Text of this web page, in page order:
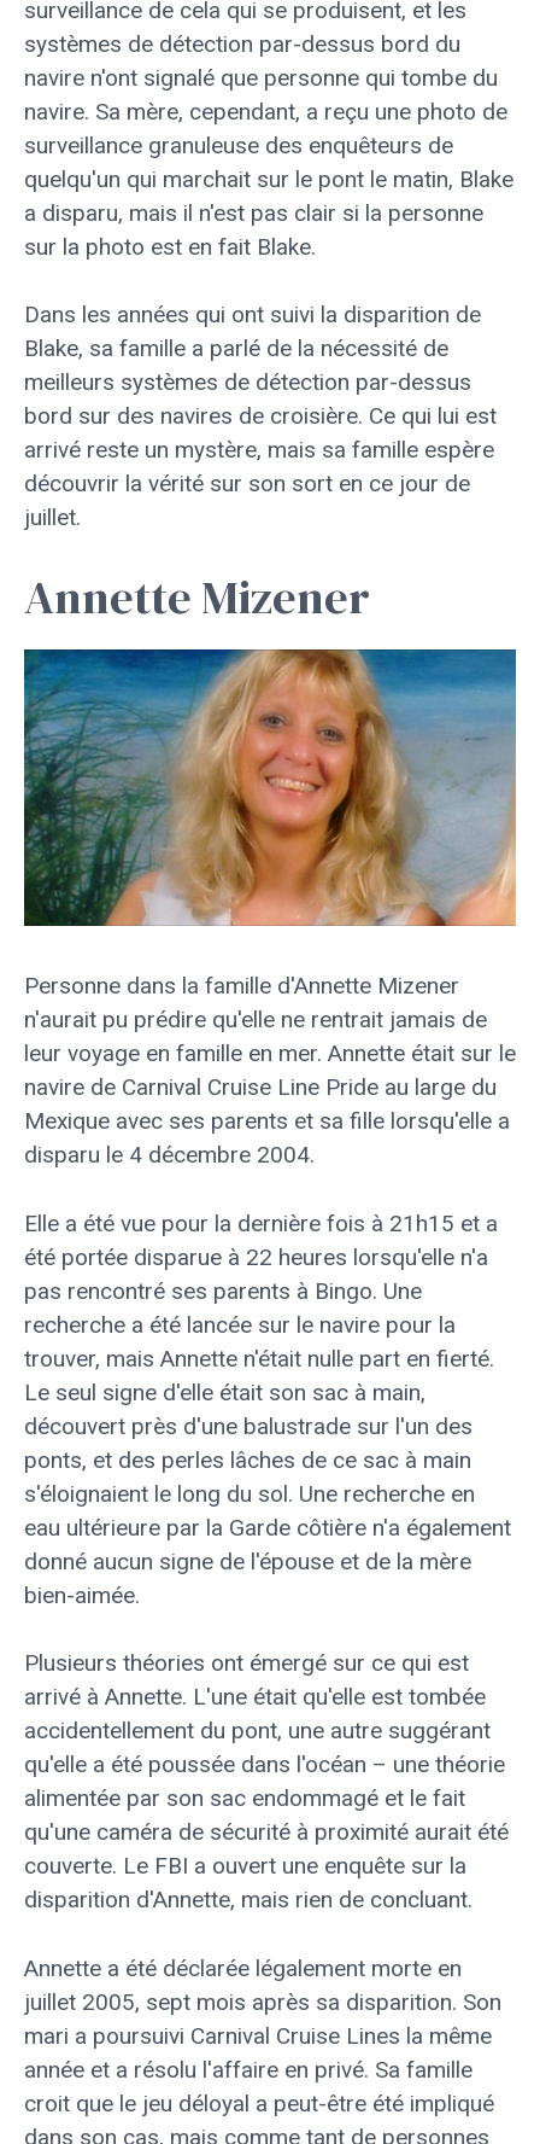
surveillance de cela qui se produisent, et les
systèmes de détection par-dessus bord du
navire n'ont signalé que personne qui tombe du
navire. Sa mère, cependant, a reçu une photo de
surveillance granuleuse des enquêteurs de
quelqu'un qui marchait sur le pont le matin, Blake
a disparu, mais il n'est pas clair si la personne
sur la photo est en fait Blake.
Dans les années qui ont suivi la disparition de
Blake, sa famille a parlé de la nécessité de
meilleurs systèmes de détection par-dessus
bord sur des navires de croisière. Ce qui lui est
arrivé reste un mystère, mais sa famille espère
découvrir la vérité sur son sort en ce jour de
juillet.
Annette Mizener
Personne dans la famille d'Annette Mizener
n'aurait pu prédire qu'elle ne rentrait jamais de
leur voyage en famille en mer. Annette était sur le
navire de Carnival Cruise Line Pride au large du
Mexique avec ses parents et sa fille lorsqu'elle a
disparu le 4 décembre 2004.
Elle a été vue pour la dernière fois à 21h15 et a
été portée disparue à 22 heures lorsqu'elle n'a
pas rencontré ses parents à Bingo. Une
recherche a été lancée sur le navire pour la
trouver, mais Annette n'était nulle part en fierté.
Le seul signe d'elle était son sac à main,
découvert près d'une balustrade sur l'un des
ponts, et des perles lâches de ce sac à main
s'éloignaient le long du sol. Une recherche en
eau ultérieure par la Garde côtière n'a également
donné aucun signe de l'épouse et de la mère
bien-aimée.
Plusieurs théories ont émergé sur ce qui est
arrivé à Annette. L'une était qu'elle est tombée
accidentellement du pont, une autre suggérant
qu'elle a été poussée dans l'océan – une théorie
alimentée par son sac endommagé et le fait
qu'une caméra de sécurité à proximité aurait été
couverte. Le FBI a ouvert une enquête sur la
disparition d'Annette, mais rien de concluant.
Annette a été déclarée légalement morte en
juillet 2005, sept mois après sa disparition. Son
mari a poursuivi Carnival Cruise Lines la même
année et a résolu l'affaire en privé. Sa famille
croit que le jeu déloyal a peut-être été impliqué
dans son cas, mais comme tant de personnes